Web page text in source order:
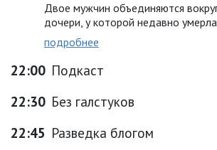
Двое мужчин объединяются
дочери, у которой недавно
подробнее
22:00 Подкаст
22:30 Без галстуков
22:45 Разведка блогом